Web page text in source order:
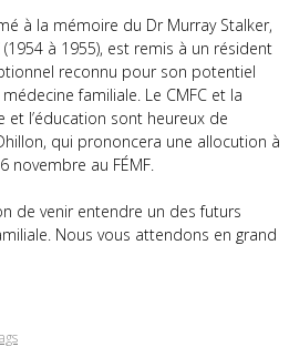
à la mémoire du Dr Murray Stalker,
à 1955), est remis à un résident
reconnu pour son potentiel
familiale. Le CMFC et la
l’éducation sont heureux de
qui prononcera une allocution à
novembre au FÉMF.
de venir entendre un des futurs
Nous vous attendons en grand